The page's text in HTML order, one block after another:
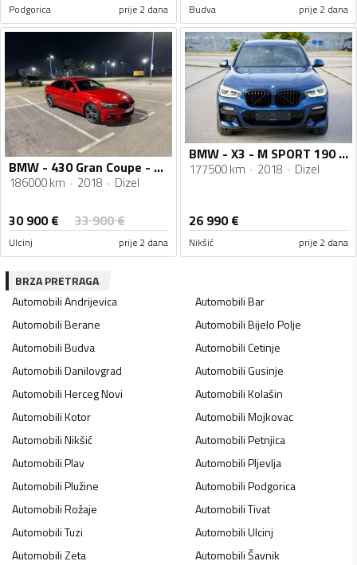
Podgorica prije 2 dana Budva prije 2 dana
BMW - 430 Gran Coupe - 3.0
186000 km 2018 Dizel
30 900€ 33 900€
Ulcinj prije 2 dana
BMW - X3 - M SPORT 190 HP X-DRIVE
177500 km 2018 Dizel
26 990€
Nikšić prije 2 dana
BRZA PRETRAGA
AutomobiliAndrijevica AutomobiliBar
AutomobiliBerane AutomobiliBijelo Polje
AutomobiliBudva AutomobiliCetinje
AutomobiliDanilovgrad AutomobiliGusinje
AutomobiliHerceg Novi AutomobiliKolašin
AutomobiliKotor AutomobiliMojkovac
AutomobiliNikšić AutomobiliPetnjica
AutomobiliPlav AutomobiliPljevlja
AutomobiliPlužine AutomobiliPodgorica
AutomobiliRožaje AutomobiliTivat
AutomobiliTuzi AutomobiliUlcinj
AutomobiliZeta AutomobiliŠavnik